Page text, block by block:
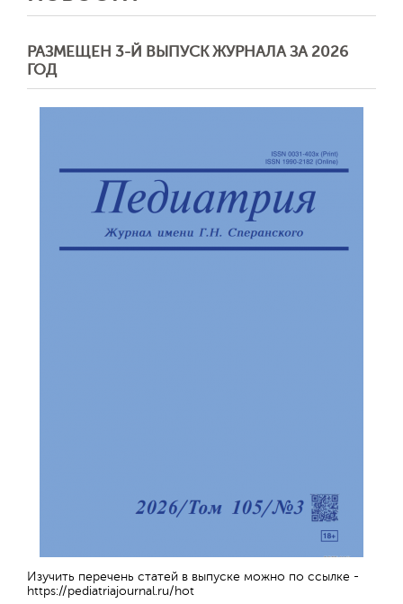
РАЗМЕЩЕН 3-Й ВЫПУСК ЖУРНАЛА ЗА 2026
ГОД
Изучить перечень статей в выпуске можно по ссылке -
https://pediatriajournal.ru/hot